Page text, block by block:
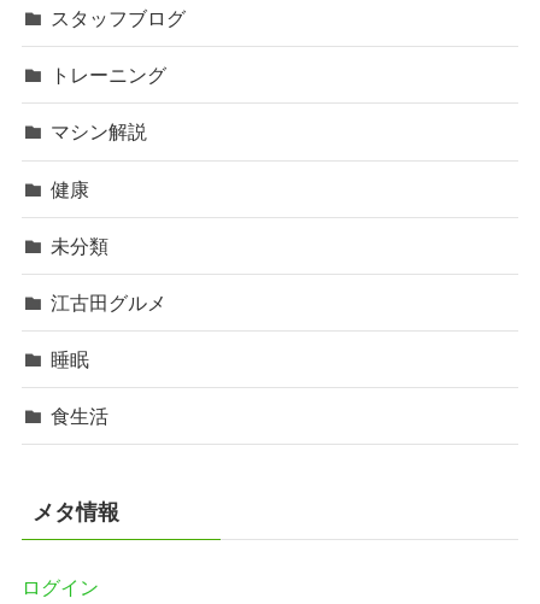
スタッフブログ
トレーニング
マシン解説
健康
未分類
江古田グルメ
睡眠
食生活
メタ情報
ログイン